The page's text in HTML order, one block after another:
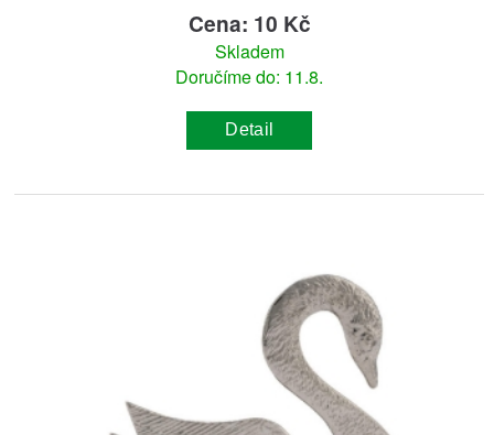
Cena: 10 Kč
Skladem
Doručíme do: 11.8.
Detail